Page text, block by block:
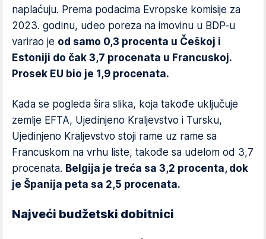
naplaćuju. Prema podacima Evropske komisije za
2023. godinu, udeo poreza na imovinu u BDP-u
varirao je od samo 0,3 procenta u Češkoj i
Estoniji do čak 3,7 procenata u Francuskoj.
Prosek EU bio je 1,9 procenata.
Kada se pogleda šira slika, koja takođe uključuje
zemlje EFTA, Ujedinjeno Kraljevstvo i Tursku,
Ujedinjeno Kraljevstvo stoji rame uz rame sa
Francuskom na vrhu liste, takođe sa udelom od 3,7
procenata. Belgija je treća sa 3,2 procenta, dok
je Španija peta sa 2,5 procenata.
Najveći budžetski dobitnici